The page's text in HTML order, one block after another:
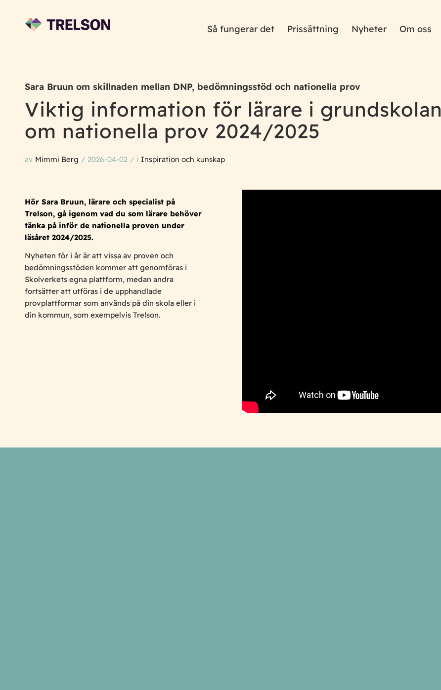
Så fungerar det Prissättning Nyheter Om oss
Sara Bruun om skillnaden mellan DNP, bedömningsstöd och nationella prov
Viktig information för lärare i grundskolan
om nationella prov 2024/2025
av Mimmi Berg / 2026-04-02 / i Inspiration och kunskap
Hör Sara Bruun, lärare och specialist på
Trelson, gå igenom vad du som lärare behöver
tänka på inför de nationella proven under
läsåret 2024/2025.
Nyheten för i år är att vissa av proven och
bedömningsstöden kommer att genomföras i
Skolverkets egna plattform, medan andra
fortsätter att utföras i de upphandlade
provplattformar som används på din skola eller i
din kommun, som exempelvis Trelson.